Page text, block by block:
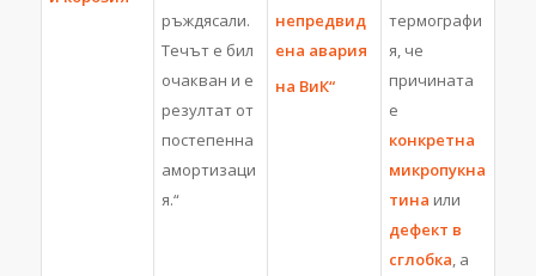
ръждясали.
Течът е бил
очакван и е
резултат от
постепенна
амортизаци
я.“
непредвид
ена авария
на ВиК“
термографи
я, че
причината
е
конкретна
микропукна
тина или
дефект в
сглобка, а